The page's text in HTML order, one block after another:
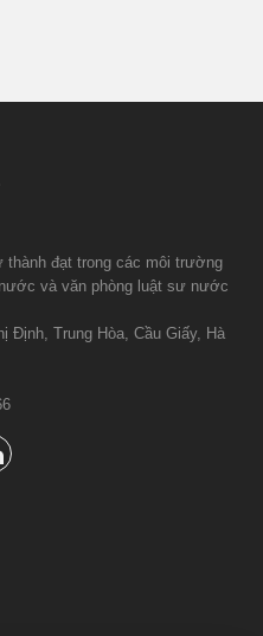
đạt trong các môi trường
và văn phòng luật sư nước
Định, Trung Hòa, Cầu Giấy, Hà